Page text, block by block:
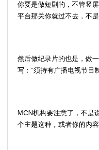
你要是做短剧的，不管竖
平台那关你就过不去，不
然后做纪录片的也是，做
写：“须持有广播电视节目
MCN机构要注意了，不是
个主题这种，或者你的内